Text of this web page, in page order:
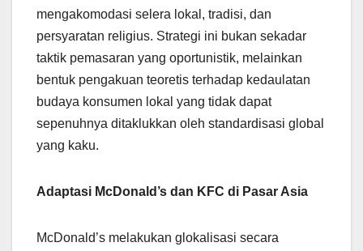
mengakomodasi selera lokal, tradisi, dan
persyaratan religius. Strategi ini bukan sekadar
taktik pemasaran yang oportunistik, melainkan
bentuk pengakuan teoretis terhadap kedaulatan
budaya konsumen lokal yang tidak dapat
sepenuhnya ditaklukkan oleh standardisasi global
yang kaku.
Adaptasi McDonald’s dan KFC di Pasar Asia
McDonald’s melakukan glokalisasi secara